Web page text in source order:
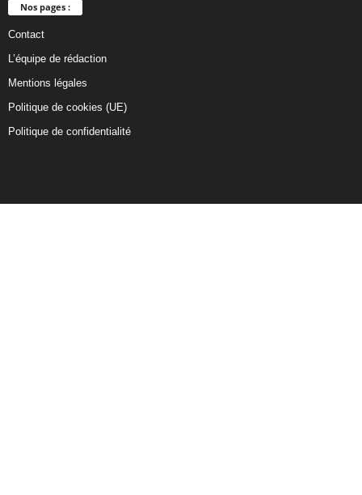
Nos pages :
Contact
L’équipe de rédaction
Mentions légales
Politique de cookies (UE)
Politique de confidentialité